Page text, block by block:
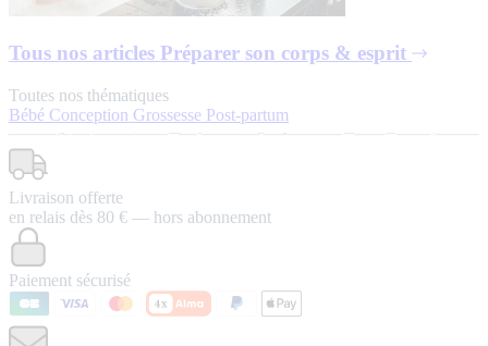
Tous nos articles Préparer son corps & esprit
Toutes nos thématiques
Bébé Conception Grossesse Post-partum
Livraison offerte
en relais dès 80 € — hors abonnement
Paiement sécurisé